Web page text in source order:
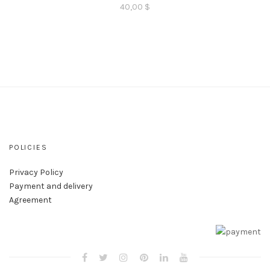
40,00 $
POLICIES
Privacy Policy
Payment and delivery
Agreement